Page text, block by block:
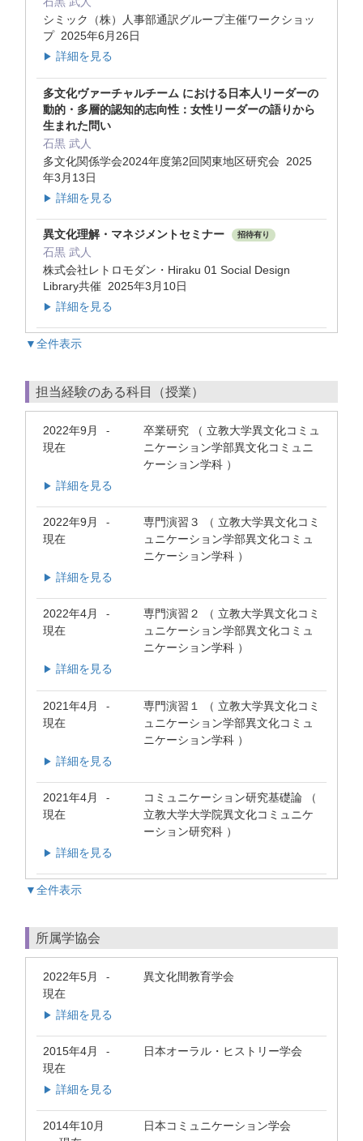
シミック（株）人事部通訳グループ主催ワークショッ
プ 2025年6月26日
▶ 詳細を見る
多文化ヴァーチャルチーム における日本人リーダーの
動的・多層的認知的志向性：女性リーダーの語りから
生まれた問い
石黒 武人
多文化関係学会2024年度第2回関東地区研究会 2025
年3月13日
▶ 詳細を見る
異文化理解・マネジメントセミナー 招待有り
石黒 武人
株式会社レトロモダン・Hiraku 01 Social Design
Library共催 2025年3月10日
▶ 詳細を見る
▼全件表示
担当経験のある科目（授業）
2022年9月 -
現在
卒業研究 （ 立教大学異文化コミュ
ニケーション学部異文化コミュニ
ケーション学科 ）
▶ 詳細を見る
2022年9月 -
現在
専門演習３ （ 立教大学異文化コミ
ュニケーション学部異文化コミュ
ニケーション学科 ）
▶ 詳細を見る
2022年4月 -
現在
専門演習２ （ 立教大学異文化コミ
ュニケーション学部異文化コミュ
ニケーション学科 ）
▶ 詳細を見る
2021年4月 -
現在
専門演習１ （ 立教大学異文化コミ
ュニケーション学部異文化コミュ
ニケーション学科 ）
▶ 詳細を見る
2021年4月 -
現在
コミュニケーション研究基礎論 （
立教大学大学院異文化コミュニケ
ーション研究科 ）
▶ 詳細を見る
▼全件表示
所属学協会
2022年5月 -
現在
異文化間教育学会
▶ 詳細を見る
2015年4月 -
現在
日本オーラル・ヒストリー学会
▶ 詳細を見る
2014年10月 日本コミュニケーション学会